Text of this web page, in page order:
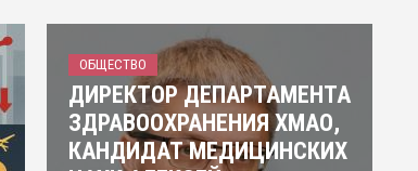
ОБЩЕСТВО
ДИРЕКТОР ДЕПАРТАМЕНТА
ЗДРАВООХРАНЕНИЯ ХМАО,
КАНДИДАТ МЕДИЦИНСКИХ